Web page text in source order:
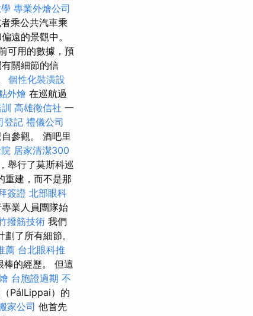
專業外燴公司
乘公共汽車乘
遠的景觀中。
可用的數據，預
關細節的信
個性化裝潢設
外燴 在巡航過
高雄徵信社 一
登記 禮儀公司
參觀。 酒吧里
居家清潔300
舉行了莫斯科巡
重建，而不是那
簽證 北部眼科
業人員團隊始
撥筋技術 我們
了所有細節。
薦 台北眼科推
棒的經歷。 但這
台胞證過期 不
PálLippai）的
家公司 他首先